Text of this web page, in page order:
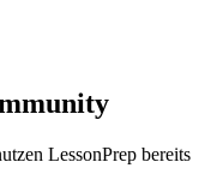
LessonPrep bereits